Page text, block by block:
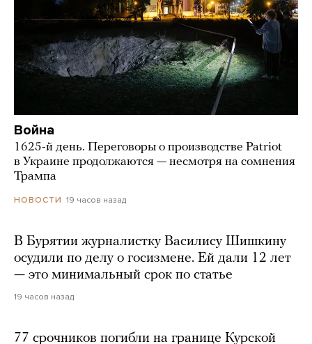
Война
1625-й день. Переговоры о производстве Patriot
в Украине продолжаются — несмотря на сомнения
Трампа
НОВОСТИ 19 часов назад
В Бурятии журналистку Василису Шишкину
осудили по делу о госизмене. Ей дали 12 лет
— это минимальный срок по статье
19 часов назад
77 срочников погибли на границе Курской